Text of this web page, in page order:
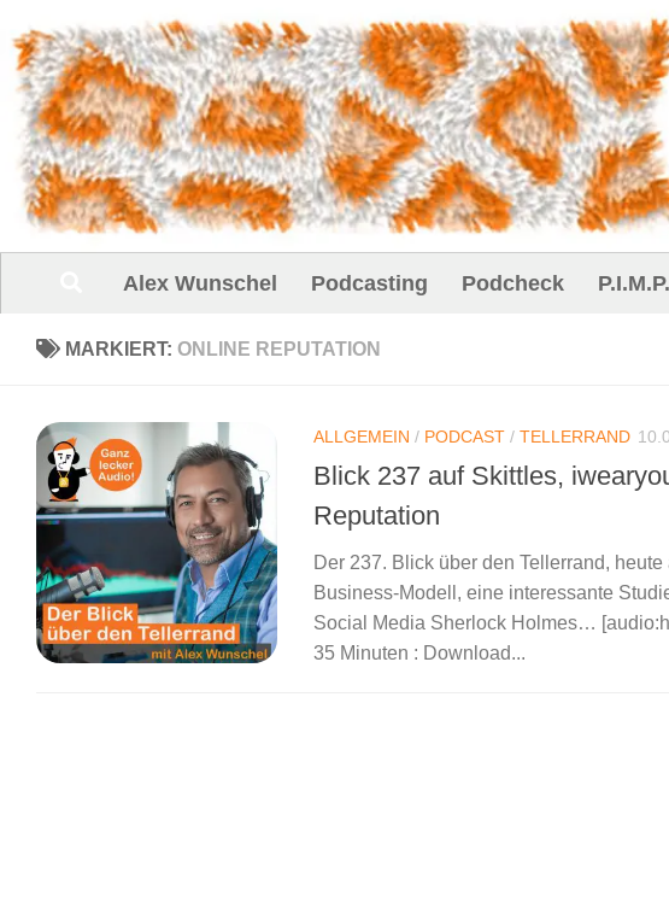
Unter dem Inhalt
Alex Wunschel Podcasting Podcheck
MARKIERT: ONLINE REPUTATION
ALLGEMEIN / PODCAST / TELLERRAND
Blick 237 auf Skittles,
Reputation
Der 237. Blick über den Tellerrand,
Business-Modell, eine interessante
Social Media Sherlock Holmes…
35 Minuten : Download...